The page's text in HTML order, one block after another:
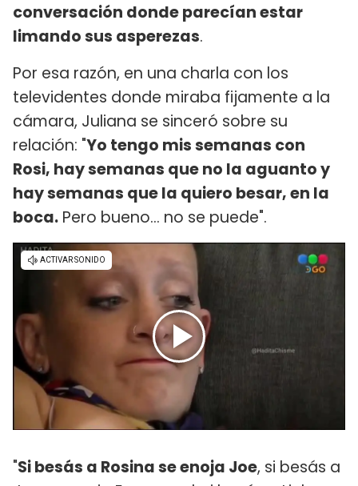
conversación donde parecían estar
limando sus asperezas.
Por esa razón, en una charla con los
televidentes donde miraba fijamente a la
cámara, Juliana se sinceró sobre su
relación: "Yo tengo mis semanas con
Rosi, hay semanas que no la aguanto y
hay semanas que la quiero besar, en la
boca. Pero bueno... no se puede".
"Si besás a Rosina se enoja Joe, si besás a